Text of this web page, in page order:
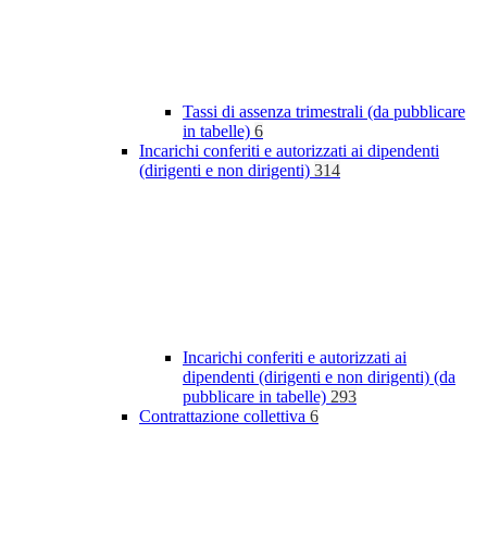
Tassi di assenza trimestrali (da pubblicare
in tabelle) 6
Incarichi conferiti e autorizzati ai dipendenti
(dirigenti e non dirigenti) 314
Incarichi conferiti e autorizzati ai
dipendenti (dirigenti e non dirigenti) (da
pubblicare in tabelle) 293
Contrattazione collettiva 6